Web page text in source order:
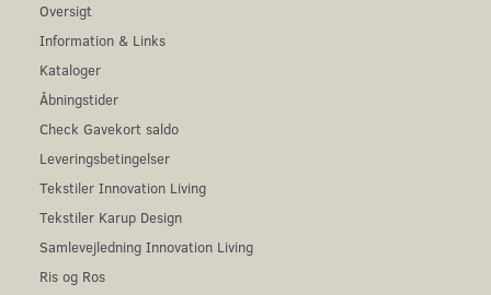
Oversigt
Information & Links
Kataloger
Åbningstider
Check Gavekort saldo
Leveringsbetingelser
Tekstiler Innovation Living
Tekstiler Karup Design
Samlevejledning Innovation Living
Ris og Ros